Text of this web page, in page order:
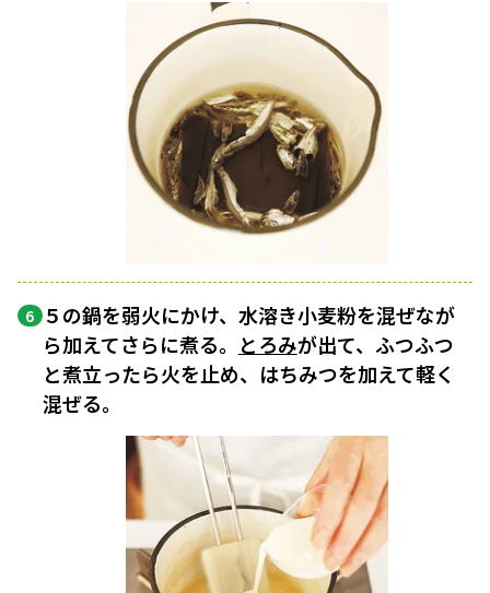
6 ５の鍋を弱火にかけ、水溶き小麦粉を混ぜなが
ら加えてさらに煮る。 とろみが出て、ふつふつ
と煮立ったら火を止め、はちみつを加えて軽く
混ぜる。